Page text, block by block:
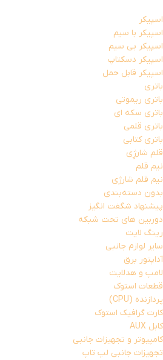
اسپیکر
اسپیکر با سیم
اسپیکر بی سیم
اسپیکر دسکتاپ
اسپیکر قابل حمل
باتری
باتری ریموتی
باتری سکه ای
باتری قلمی
باتری کتابی
قلم شارژِی
نیم قلم
نیم قلم شارژی
بدون دسته‌بندی
پیشنهاد شگفت انگیز
دوربین های تحت شبکه
رینگ لایت
سایر لوازم جانبی
آداپتور برق
لامپ و هدلایت
قطعات استوک
پردازنده (CPU)
کارت گرافیک استوک
کابل AUX
کامپیوتر و تجهیزات جانبی
تجهیزات جانبی لپ تاپ